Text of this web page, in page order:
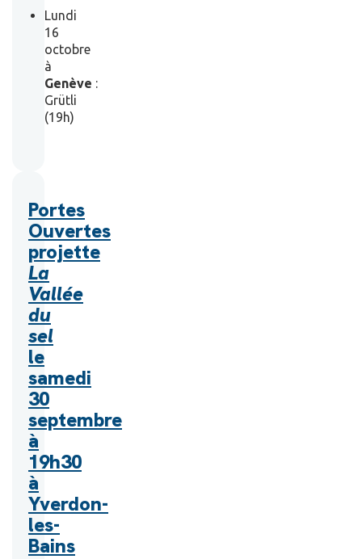
Lundi
16
octobre
à
Genève :
Grütli
(19h)
Portes
Ouvertes
projette
La
Vallée
du
sel
le
samedi
30
septembre
à
19h30
à
Yverdon-
les-
Bains